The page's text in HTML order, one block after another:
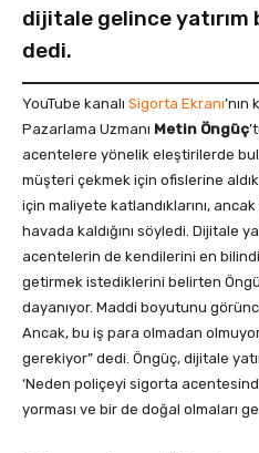
dijitale gelince yatırım
dedi.
YouTube kanalı Sigorta Ekranı
Pazarlama Uzmanı Metin Öngüç
acentelere yönelik eleştirilerde
müşteri çekmek için ofislerine
için maliyete katlandıklarını,
havada kaldığını söyledi. Dijitale
acentelerin de kendilerini en
getirmek istediklerini belirten
dayanıyor. Maddi boyutunu
Ancak, bu iş para olmadan
gerekiyor” dedi. Öngüç, dijitale
‘Neden poliçeyi sigorta
yorması ve bir de doğal olmaları